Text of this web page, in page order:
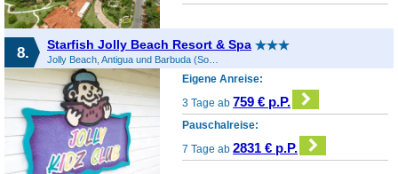
8. Starfish Jolly Beach Resort & Spa
Jolly Beach, Antigua und Barbuda (Sonstiges), Antigua und Barbuda
Eigene Anreise:
3 Tage ab759 € p.P.
Pauschalreise:
7 Tage ab2831 € p.P.